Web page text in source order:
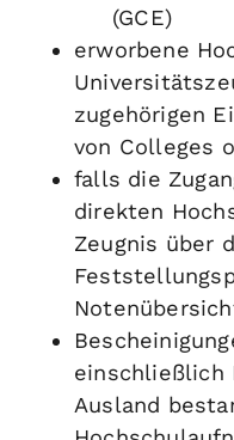
(GCE)
erworbene
zugehörigen
von Colleges
falls die
direkten
Zeugnis über
einschließlich
Ausland